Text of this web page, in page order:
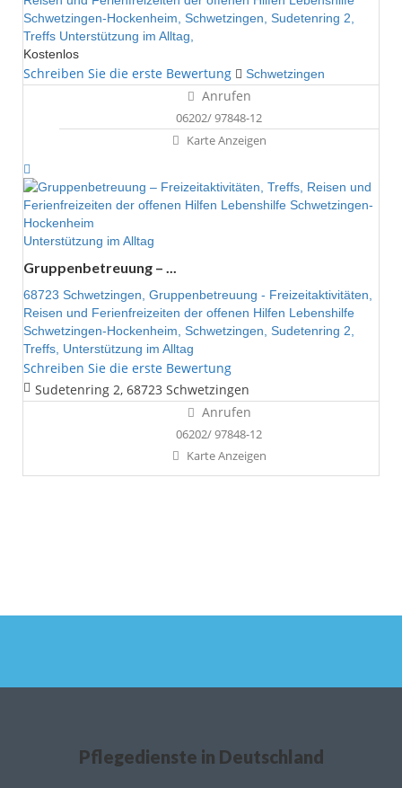
Schwetzingen-Hockenheim, Schwetzingen, Sudetenring 2,
Treffs Unterstützung im Alltag,
Kostenlos
Schreiben Sie die erste Bewertung Schwetzingen
Anrufen
06202/ 97848-12
Karte Anzeigen
Unterstützung im Alltag
Gruppenbetreuung – ...
68723 Schwetzingen, Gruppenbetreuung - Freizeitaktivitäten,
Reisen und Ferienfreizeiten der offenen Hilfen Lebenshilfe
Schwetzingen-Hockenheim, Schwetzingen, Sudetenring 2,
Treffs, Unterstützung im Alltag
Schreiben Sie die erste Bewertung
Sudetenring 2, 68723 Schwetzingen
Anrufen
06202/ 97848-12
Karte Anzeigen
Pflegedienste in Deutschland